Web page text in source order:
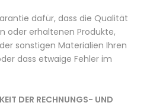
dafür, dass die Qualität
oder erhaltenen Produkte,
sonstigen Materialien Ihren
dass etwaige Fehler im
DER RECHNUNGS- UND